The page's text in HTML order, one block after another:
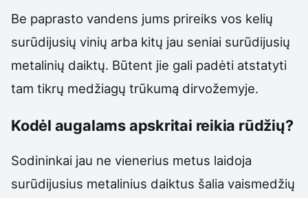
Be paprasto vandens jums prireiks vos kelių
surūdijusių vinių arba kitų jau seniai surūdijusių
metalinių daiktų. Būtent jie gali padėti atstatyti
tam tikrų medžiagų trūkumą dirvožemyje.
Kodėl augalams apskritai reikia rūdžių?
Sodininkai jau ne vienerius metus laidoja
surūdijusius metalinius daiktus šalia vaismedžių